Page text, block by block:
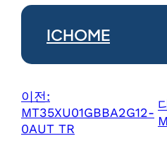
ICHOME
이전:
MT35XU01GBBA2G12-
0AUT TR